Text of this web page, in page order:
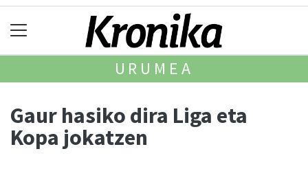
URUMEA
Gaur hasiko dira Liga eta
Kopa jokatzen